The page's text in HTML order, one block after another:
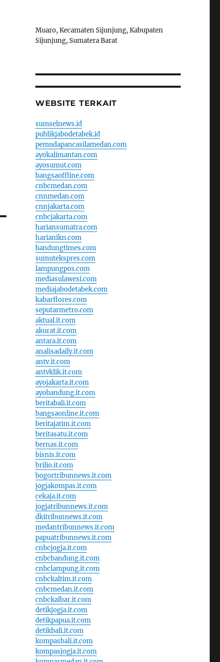
Muaro, Kecamaten Sijunjung, Kabupaten
Sijunjung, Sumatera Barat
WEBSITE TERKAIT
sumselnews.id
publikjabodetabek.id
pemudapancasilamedan.com
ayokalimantan.com
ayosumut.com
bangsaoffline.com
cnbcmedan.com
cnnmedan.com
cnnjakarta.com
cnbcjakarta.com
hariansumatra.com
harianikn.com
bandungtimes.com
sumutekspres.com
lampungpos.com
mediasulawesi.com
mediajabodetabek.com
kabarflores.com
seputarmetro.com
aktual.it.com
akurat.it.com
antara.it.com
analisadaily.it.com
antv.it.com
antvklik.it.com
ayojakarta.it.com
ayobandung.it.com
beritabali.it.com
bangsaonline.it.com
beritajatim.it.com
beritasatu.it.com
bernas.it.com
bisnis.it.com
brilio.it.com
bogortribunnews.it.com
jogjakompas.it.com
cekaja.it.com
jogjatribunnews.it.com
dkitribunnews.it.com
medantribunnews.it.com
papuatribunnews.it.com
cnbcjogja.it.com
cnbcbandung.it.com
cnbclampung.it.com
cnbckaltim.it.com
cnbcmedan.it.com
cnbckalbar.it.com
detikjogja.it.com
detikpapua.it.com
detikbali.it.com
kompasbali.it.com
kompasjogja.it.com